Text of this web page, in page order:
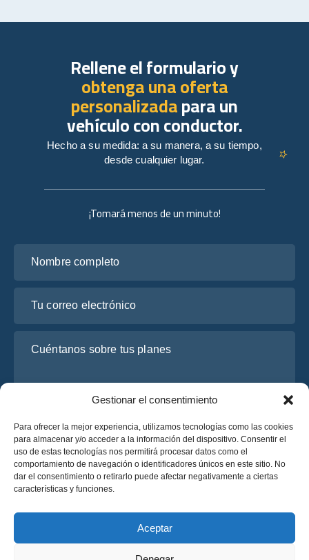
Gestionar el consentimiento
Para ofrecer la mejor experiencia, utilizamos tecnologías como las cookies
para almacenar y/o acceder a la información del dispositivo. Consentir el
uso de estas tecnologías nos permitirá procesar datos como el
comportamiento de navegación o identificadores únicos en este sitio. No
dar el consentimiento o retirarlo puede afectar negativamente a ciertas
características y funciones.
Aceptar
¡Tomará menos de un minuto!
He leído y acepto laPolítica de Privacidadde OsaBus.
Solicite un presupuesto
Solicite un presupuesto
Rellene el formulario y
obtenga una oferta
personalizadapara un
vehículo con conductor.
Hecho a su medida: a su manera, a su tiempo,
desde cualquier lugar.